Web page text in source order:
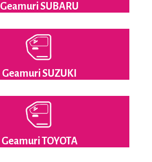
Geamuri SUBARU
Geamuri SUZUKI
Geamuri TOYOTA